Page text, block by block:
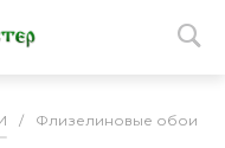
/ Флизелиновые обои